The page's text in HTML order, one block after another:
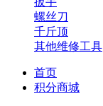
螺丝刀
千斤顶
其他维修工具
首页
积分商城